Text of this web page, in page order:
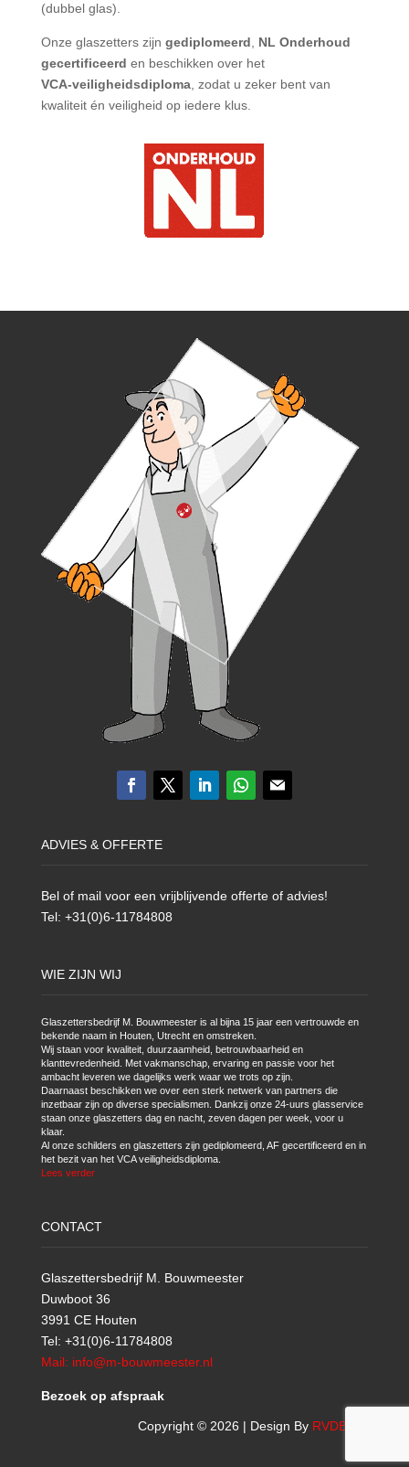
(dubbel glas).
Onze glaszetters zijn gediplomeerd
NL Onderhoud
gecertificeerd en beschikken over het
VCA‑veiligheidsdiploma, zodat u zeker bent van
kwaliteit én veiligheid op iedere klus.
ADVIES & OFFERTE
Bel of mail voor een vrijblijvende offerte of advies!
Tel: +31(0)6-11784808
WIE ZIJN WIJ
Glaszettersbedrijf M. Bouwmeester is al bijna 15 jaar een vertrouwde en
bekende naam in Houten, Utrecht en omstreken.
Wij staan voor kwaliteit, duurzaamheid, betrouwbaarheid en
klanttevredenheid. Met vakmanschap, ervaring en passie voor het
ambacht leveren we dagelijks werk waar we trots op zijn.
Daarnaast beschikken we over een sterk netwerk van partners die
inzetbaar zijn op diverse specialismen. Dankzij onze 24-uurs glasservice
staan onze glaszetters dag en nacht, zeven dagen per week, voor u
klaar.
Al onze schilders en glaszetters zijn gediplomeerd, AF gecertificeerd en in
het bezit van het VCA veiligheidsdiploma.
Lees verder
CONTACT
Glaszettersbedrijf M. Bouwmeester
Duwboot 36
3991 CE Houten
Tel: +31(0)6-11784808
Mail: info@m-bouwmeester.nl
Bezoek op afspraak
Copyright © 2026 | Design By RVDBICT